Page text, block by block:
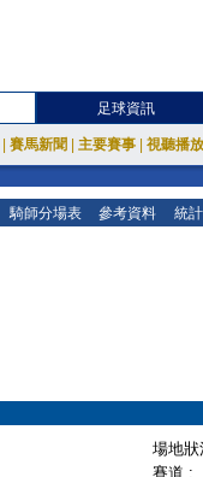
足球資訊
賽馬新聞 主要賽事 視聽播
騎師分場表 參考資料 統
場地
賽道 :